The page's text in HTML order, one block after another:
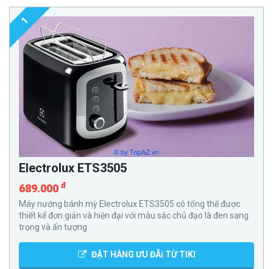
1
Electrolux ETS3505
689.000 đ
Máy nướng bánh mỳ Electrolux ETS3505 có tổng thể được
thiết kế đơn giản và hiện đại với màu sắc chủ đạo là đen sang
trọng và ấn tượng
ĐẶT HÀNG ƯU ĐÃi TỪ TIKI